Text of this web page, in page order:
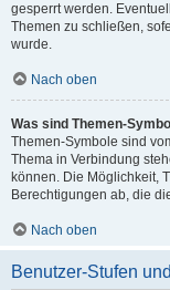
gesperrt werden.
Themen zu schließen,
wurde.
Nach oben
Was sind Themen-
Themen-Symbole sind
Thema in Verbindung
können. Die Möglichkeit,
Berechtigungen ab, die
Nach oben
Benutzer-Stufen